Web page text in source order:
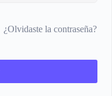
¿Olvidaste la contraseña?